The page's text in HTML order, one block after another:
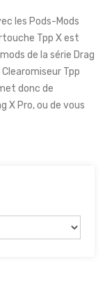
les Pods-Mods
Tpp X est
de la série Drag
Tpp
donc de
X Pro, ou de vous